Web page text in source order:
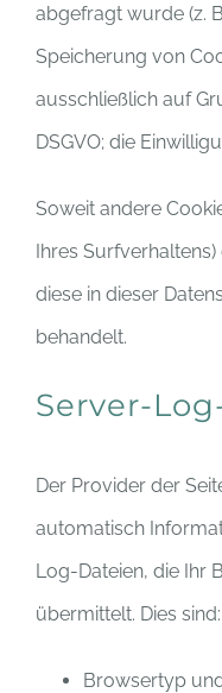
abgefragt wurde (z.
Speicherung von
ausschließlich auf
DSGVO; die
Soweit andere
Ihres
diese in dieser
behandelt.
Server-
Der Provider der
automatisch
Log-Dateien, die Ihr
übermittelt. Dies sind:
Browsertyp